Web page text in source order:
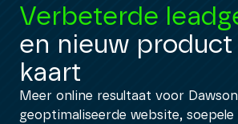
Verbeterde
en nieuw
kaart
Meer online resultaat voor
geoptimaliseerde website, soepele